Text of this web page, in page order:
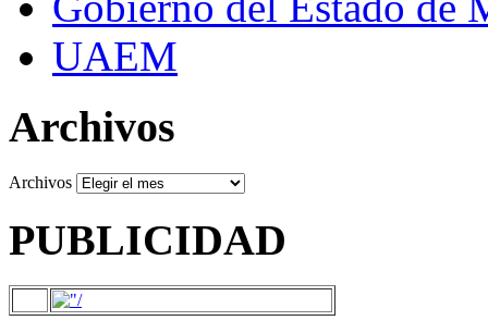
UAEM
Archivos
Archivos
PUBLICIDAD